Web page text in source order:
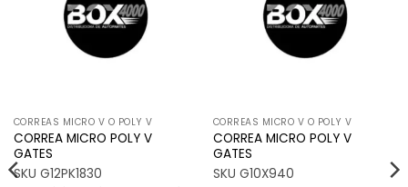
deseos
CORREAS MICRO V O POLY V
CORREA MICRO POLY V
GATES
SKU G12PK1830
deseos
CORREAS MICRO V O POLY V
CORREA MICRO POLY V
GATES
SKU G10X940